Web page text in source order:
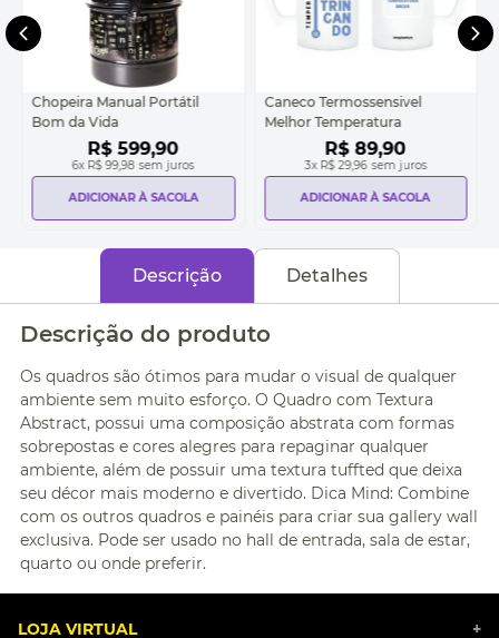
Chopeira Manual Portátil
Bom da Vida
R$ 599,90
6x R$ 99,98 sem juros
ADICIONAR À SACOLA
Caneco Termossensivel
Melhor Temperatura
R$ 89,90
3x R$ 29,96 sem juros
ADICIONAR À SACOLA
Descrição Detalhes
Descrição do produto
Os quadros são ótimos para mudar o visual de qualquer
ambiente sem muito esforço. O Quadro com Textura
Abstract, possui uma composição abstrata com formas
sobrepostas e cores alegres para repaginar qualquer
ambiente, além de possuir uma textura tuffted que deixa
seu décor mais moderno e divertido. Dica Mind: Combine
com os outros quadros e painéis para criar sua gallery wall
exclusiva. Pode ser usado no hall de entrada, sala de estar,
quarto ou onde preferir.
LOJA VIRTUAL +